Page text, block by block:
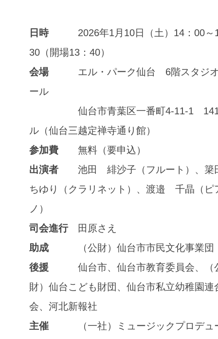
日時2026年1月10日（土）14：00～
30（開場13：40）
会場エル・パーク仙台 6階スタジ
ール
仙台市青葉区一番町4-11-1
ル（仙台三越定禅寺通り館）
参加費 無料（要申込）
出演者 池田 緋沙子（フルート）、
ちゆり（クラリネット）、渡邉 千晶（ピ
ノ）
司会進行田原さえ
助成 （公財）仙台市市民文化事業団
後援 仙台市、仙台市教育委員会、（
財）仙台こども財団、仙台市私立幼稚園連
会、河北新報社
主催 （一社）ミュージックプロデュ